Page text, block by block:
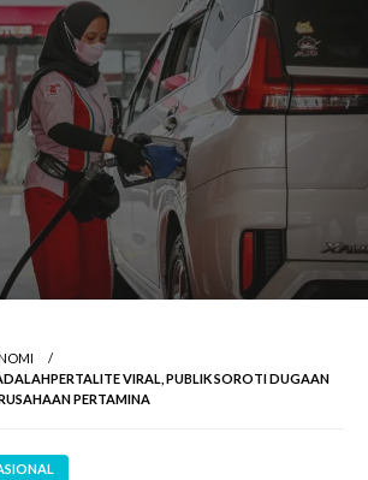
VIRAL, PUBLIK SOROTI DUGAAN
PERTAMINA